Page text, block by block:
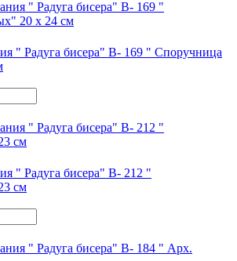
" Радуга бисера" В- 169 " Споручница
" Радуга бисера" В- 212 "
см